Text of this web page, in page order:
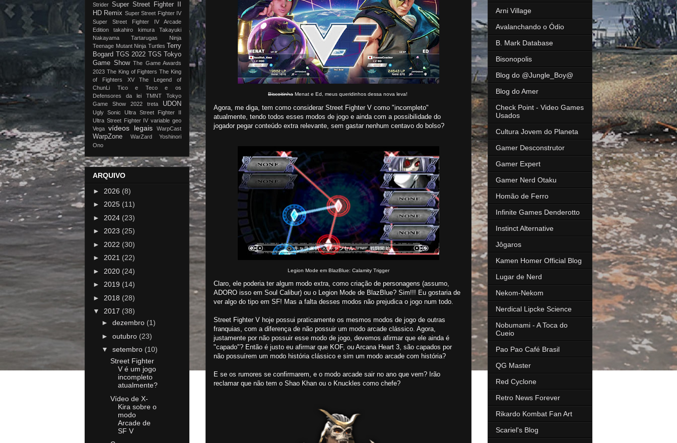
Biscoitinha Menat e Ed, meus queridinhos dessa nova leva!
Agora, me diga, tem como considerar Street Fighter V como "incompleto"
atualmente, tendo todos esses modos de jogo e ainda com a possibilidade do
jogador pegar conteúdo extra relevante, sem gastar nenhum centavo do bolso?
Legion Mode em BlazBlue: Calamity Trigger
Claro, ele poderia ter algum modo extra, como criação de personagens (assumo,
ADORO isso em Soul Calibur) ou o Legion Mode de BlazBlue? Sim!!! Eu gostaria de
ver algo do tipo em SF! Mas a falta desses modos não prejudica o jogo num todo.
Street Fighter V hoje possui praticamente os mesmos modos de jogo de outras
franquias, com a diferença de não possuir um modo arcade clássico. Agora,
justamente por não possuir esse modo de jogo, devemos afirmar que ele ainda é
"capado"? Então é justo eu afirmar que KOF, ou Arcana Heart 3, são capados por
não possuírem um modo história clássico e sim um modo arcade com história?
E se os rumores se confirmarem, e o modo arcade sair no ano que vem? Irão
reclamar que não tem o Shao Khan ou o Knuckles como chefe?
Strider Super Street Fighter II
HD Remix Super Street Fighter IV
Super Street Fighter IV Arcade
Edition
takahiro kimura
Takayuki
Nakayama
Tartarugas Ninja
Teenage Mutant Ninja Turtles Terry
Bogard TGS 2022 TGS Tokyo
Game Show The Game Awards
2023 The King of Fighters The King
of Fighters XV
The Legend of
ChunLi
Tico e Teco e os
Defensores da lei
TMNT
Tokyo
Game Show 2022
treta UDON
Ugly Sonic
Ultra Street Fighter II
Ultra Street Fighter IV variable geo
Vega
vídeos legais WarpCast
WarpZone WarZard
Yoshinori
Ono
ARQUIVO
► 2026 (8)
► 2025 (11)
► 2024 (23)
► 2023 (25)
► 2022 (30)
► 2021 (22)
► 2020 (24)
► 2019 (14)
► 2018 (28)
▼ 2017 (38)
► dezembro (1)
► outubro (23)
▼ setembro (10)
Street Fighter
V é um jogo
incompleto
atualmente?
Vídeo de X-
Kira sobre o
modo
Arcade de
SF V
Arni Village
Avalanchando o Ódio
B. Mark Database
Bisonopolis
Blog do @Jungle_Boy@
Blog do Amer
Check Point - Video Games
Usados
Cultura Jovem do Planeta
Gamer Desconstrutor
Gamer Expert
Gamer Nerd Otaku
Homão de Ferro
Infinite Games Denderotto
Instinct Alternative
Jôgaros
Kamen Homer Official Blog
Lugar de Nerd
Nekom-Nekom
Nerdical Lipcke Science
Nobumami - A Toca do
Cueio
Pao Pao Café Brasil
QG Master
Red Cyclone
Retro News Forever
Rikardo Kombat Fan Art
Scariel's Blog